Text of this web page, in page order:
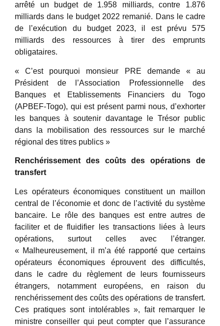
arrêté un budget de 1.958 milliards, contre 1.876
milliards dans le budget 2022 remanié. Dans le cadre
de l’exécution du budget 2023, il est prévu 575
milliards des ressources à tirer des emprunts
obligataires.
« C’est pourquoi monsieur PRE demande « au
Président de l’Association Professionnelle des
Banques et Etablissements Financiers du Togo
(APBEF-Togo), qui est présent parmi nous, d’exhorter
les banques à soutenir davantage le Trésor public
dans la mobilisation des ressources sur le marché
régional des titres publics »
Renchérissement des coûts des opérations de
transfert
Les opérateurs économiques constituent un maillon
central de l’économie et donc de l’activité du système
bancaire. Le rôle des banques est entre autres de
faciliter et de fluidifier les transactions liées à leurs
opérations, surtout celles avec l’étranger.
« Malheureusement, il m’a été rapporté que certains
opérateurs économiques éprouvent des difficultés,
dans le cadre du règlement de leurs fournisseurs
étrangers, notamment européens, en raison du
renchérissement des coûts des opérations de transfert.
Ces pratiques sont intolérables », fait remarquer le
ministre conseiller qui peut compter que l’assurance